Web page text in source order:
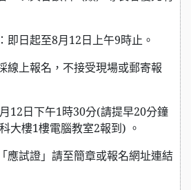
即日起至8月12日上午9時止。
線上報名，不接受現場或郵寄報
12日下午1時30分(請提早20分鐘
大樓1樓電腦教室2報到) 。
應試證」請至簡章或報名網址連結